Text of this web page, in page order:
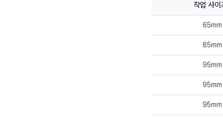
작업 사